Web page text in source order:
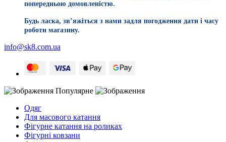
попередньою домовленістю.
Будь ласка, звʼяжіться з нами задля погодження дати і часу
роботи магазину.
info@sk8.com.ua
Популярне
Одяг
Для масового катання
Фігурне катання на роликах
Фігурні ковзани